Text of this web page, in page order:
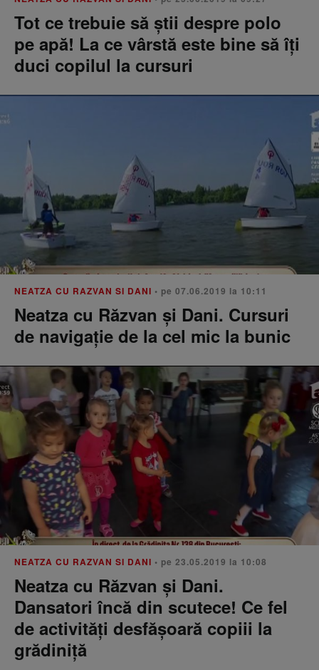
Tot ce trebuie să știi despre polo
pe apă! La ce vârstă este bine să îţi
duci copilul la cursuri
NEATZA CU RAZVAN SI DANI • pe 07.06.2019 la 10:11
Neatza cu Răzvan și Dani. Cursuri
de navigație de la cel mic la bunic
NEATZA CU RAZVAN SI DANI • pe 23.05.2019 la 10:08
Neatza cu Răzvan și Dani.
Dansatori încă din scutece! Ce fel
de activități desfășoară copiii la
grădiniță